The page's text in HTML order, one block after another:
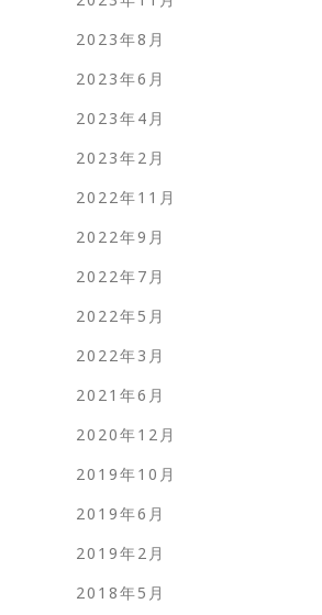
2023年8月
2023年6月
2023年4月
2023年2月
2022年11月
2022年9月
2022年7月
2022年5月
2022年3月
2021年6月
2020年12月
2019年10月
2019年6月
2019年2月
2018年5月